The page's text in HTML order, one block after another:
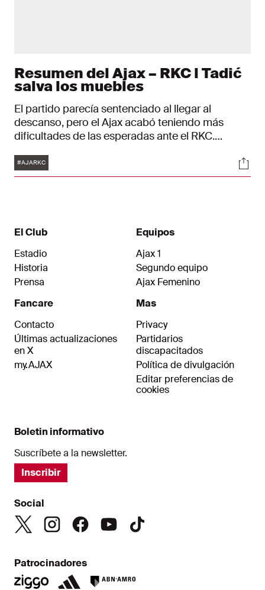
Resumen del Ajax – RKC l Tadić
salva los muebles
El partido parecía sentenciado al llegar al
descanso, pero el Ajax acabó teniendo más
dificultades de las esperadas ante el RKC.
de Ámsterdam lograron su decimonovena
victoria en lo que va de liga (3-2) y se mantienen
Etiquetas
#AJARKC
El Club
Estadio
Historia
Prensa
Fancare
Contacto
Últimas actualizaciones
en X
my.AJAX
Equipos
Ajax 1
Segundo equipo
Ajax Femenino
Mas
Privacy
Partidarios
discapacitados
Política de divulgación
Editar preferencias de
cookies
Boletin informativo
Suscríbete a la newsletter.
Inscribir
Social
Patrocinadores